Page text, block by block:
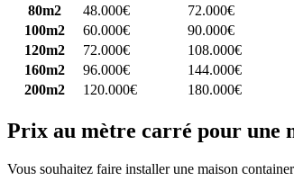
80m2
48.000€ 72.000€
100m2
60.000€ 90.000€
120m2
72.000€ 108.000€
160m2
96.000€ 144.000€
200m2
120.000€ 180.000€
Prix au mètre carré pour une
Vous souhaitez faire installer une maison